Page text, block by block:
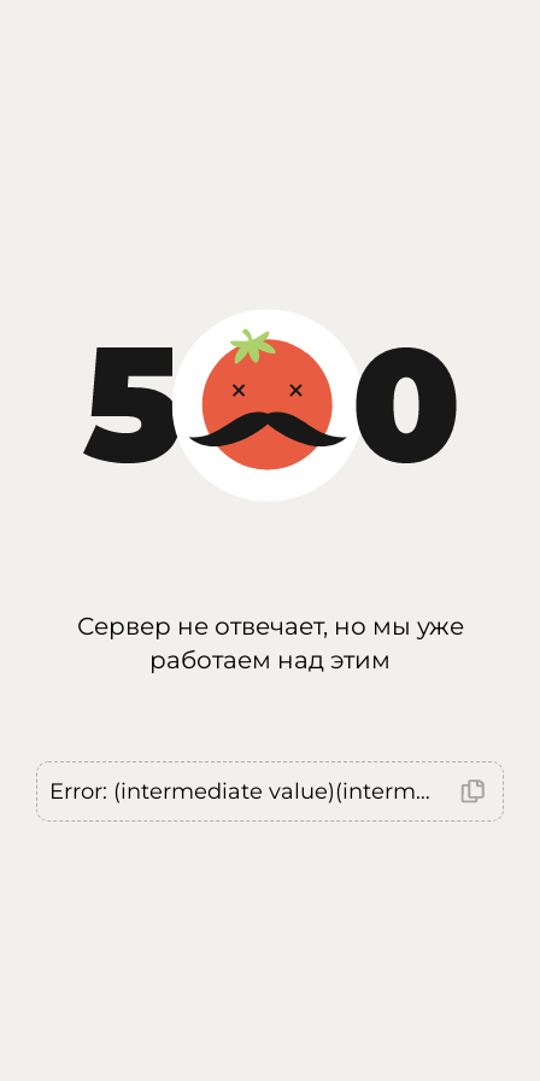
Сервер не отвечает, но мы уже
работаем над этим
Error: (intermediate value)(intermediate value)(intermediate value).replaceAll is not a function